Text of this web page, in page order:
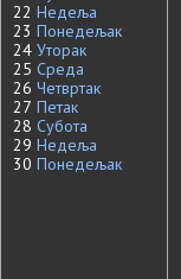
22 Недеља
23 Понедељак
24 Уторак
25 Среда
26 Четвртак
27 Петак
28 Субота
29 Недеља
30 Понедељак